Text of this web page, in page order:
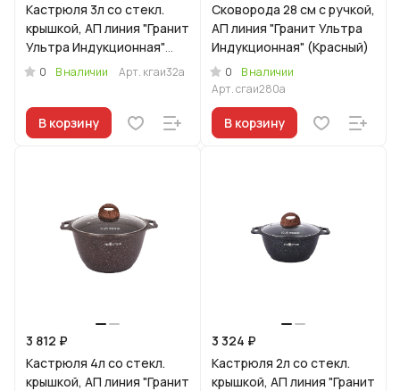
Кастрюля 3л со стекл.
крышкой, АП линия "Гранит
Ультра Индукционная"
(Красный)
0 В наличии Арт. кгаи32а
В корзину
Сковорода 28 см с ручкой,
АП линия "Гранит Ультра
Индукционная" (Красный)
0
В наличии
Арт.сгаи280а
В корзину
3 812 ₽
Кастрюля 4л со стекл.
крышкой, АП линия "Гранит
3 324 ₽
Кастрюля 2л со стекл.
крышкой, АП линия "Гранит